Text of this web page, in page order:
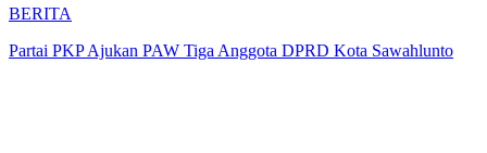
BERITA
Partai PKP Ajukan PAW Tiga Anggota DPRD Kota Sawahlunto